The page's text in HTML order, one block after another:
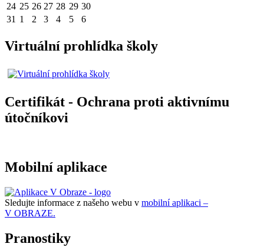
24 25 26 27 28 29 30
31 1 2 3 4 5 6
Virtuální prohlídka školy
Certifikát - Ochrana proti aktivnímu
útočníkovi
Mobilní aplikace
Sledujte informace z našeho webu v mobilní aplikaci –
V OBRAZE.
Pranostiky